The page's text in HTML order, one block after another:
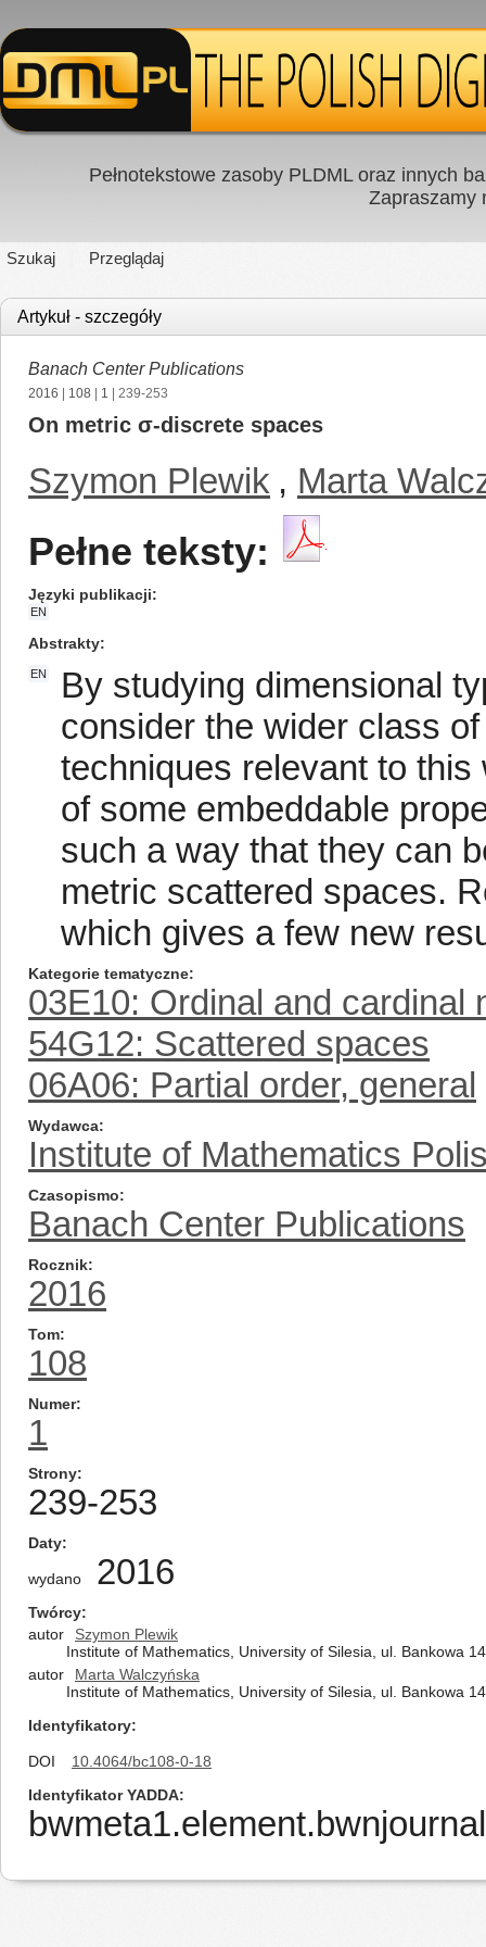
Pełnotekstowe zasoby PLDML oraz innych
Zapraszamy
Szukaj Przeglądaj
Artykuł - szczegóły
Banach Center Publications
2016 108 1 | 239-253
On metric σ-discrete spaces
Szymon Plewik , Marta
Pełne teksty:
Języki publikacji
EN
Abstrakty
EN
By studying dimensional
consider the wider class
techniques relevant to
of some embeddable
such a way that they can
metric scattered spaces.
which gives a few new
Kategorie tematyczne
03E10: Ordinal and cardinal
54G12: Scattered spaces
06A06: Partial order, general
Wydawca
Institute of Mathematics
Czasopismo
Banach Center Publications
Rocznik
2016
Tom
108
Numer
1
Strony
239-253
Daty
wydano 2016
Twórcy
autor
Szymon Plewik
Institute of Mathematics, University of Silesia, ul. Bankowa
autor
Marta Walczyńska
Institute of Mathematics, University of Silesia, ul. Bankowa
Identyfikatory
DOI
10.4064/bc108-0-18
Identyfikator YADDA